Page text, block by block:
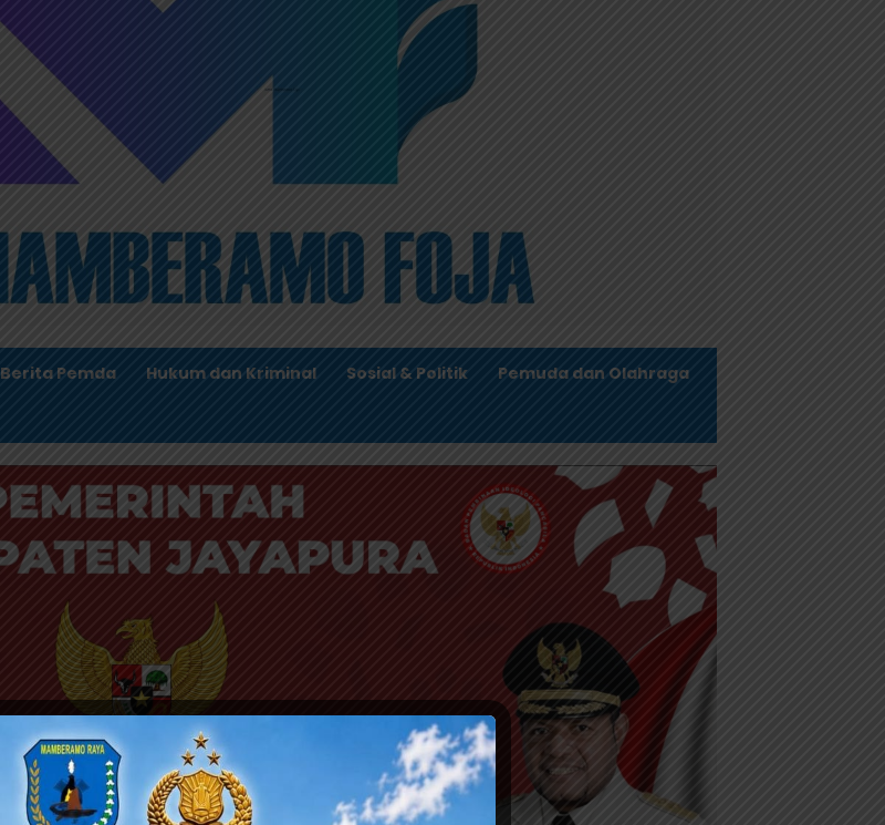
Berita Pemda Hukum dan Kriminal Sosial & Politik Pemuda dan Olahraga